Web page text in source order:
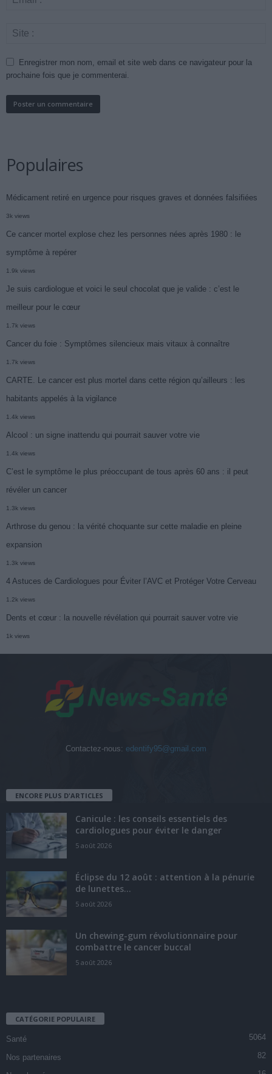
Enregistrer mon nom, email et site web dans ce navigateur pour la
prochaine fois que je commenterai.
Populaires
Médicament retiré en urgence pour risques graves et données falsifiées
3k views
Ce cancer mortel explose chez les personnes nées après 1980 : le
symptôme à repérer
1.9k views
Je suis cardiologue et voici le seul chocolat que je valide : c’est le
meilleur pour le cœur
1.7k views
Cancer du foie : Symptômes silencieux mais vitaux à connaître
1.7k views
CARTE. Le cancer est plus mortel dans cette région qu’ailleurs : les
habitants appelés à la vigilance
1.4k views
Alcool : un signe inattendu qui pourrait sauver votre vie
1.4k views
C’est le symptôme le plus préoccupant de tous après 60 ans : il peut
révéler un cancer
1.3k views
Arthrose du genou : la vérité choquante sur cette maladie en pleine
expansion
1.3k views
4 Astuces de Cardiologues pour Éviter l’AVC et Protéger Votre Cerveau
1.2k views
Dents et cœur : la nouvelle révélation qui pourrait sauver votre vie
1k views
Contactez-nous: edentify95@gmail.com
ENCORE PLUS D'ARTICLES
Canicule : les conseils essentiels des
cardiologues pour éviter le danger
5 août 2026
Éclipse du 12 août : attention à la pénurie
de lunettes...
5 août 2026
Un chewing-gum révolutionnaire pour
combattre le cancer buccal
5 août 2026
CATÉGORIE POPULAIRE
Santé 5064
Nos partenaires 82